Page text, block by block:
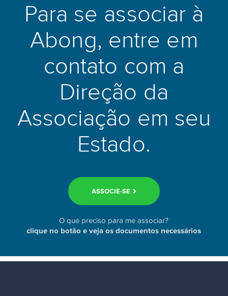
Para se associar à
Abong, entre em
contato com a
Direção da
Associação em seu
Estado.
ASSOCIE-SE
O que preciso para me associar?
clique no botão e veja os documentos necessários